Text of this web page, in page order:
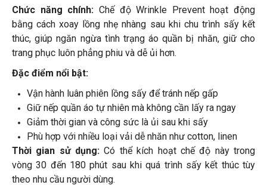
Chức năng chính: Chế độ Wrinkle Prevent hoạt động
bằng cách xoay lồng nhẹ nhàng sau khi chu trình sấy kết
thúc, giúp ngăn ngừa tình trạng áo quần bị nhăn, giữ cho
trang phục luôn phẳng phiu và dễ ủi hơn.
Đặc điểm nổi bật:
Vận hành luân phiên lồng sấy để tránh nếp gấp
Giữ nếp quần áo tự nhiên mà không cần lấy ra ngay
Giảm thời gian và công sức là ủi sau khi sấy
Phù hợp với nhiều loại vải dễ nhăn như cotton, linen
Thời gian sử dụng: Có thể kích hoạt chế độ này trong
vòng 30 đến 180 phút sau khi quá trình sấy kết thúc tùy
theo nhu cầu người dùng.